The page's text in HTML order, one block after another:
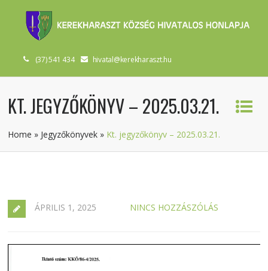
(37) 541 434 hivatal@kerekharaszt.hu
KT. JEGYZŐKÖNYV – 2025.03.21.
Home » Jegyzőkönyvek » Kt. jegyzőkönyv – 2025.03.21.
ÁPRILIS 1, 2025 NINCS HOZZÁSZÓLÁS